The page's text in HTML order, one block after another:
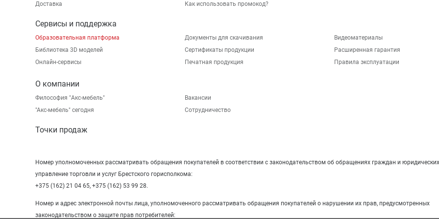
Доставка Как использовать промокод?
Сервисы и поддержка
Образовательная платформа
Библиотека 3D моделей
Онлайн-сервисы
Документы для скачивания
Сертификаты продукции
Печатная продукция
Видеоматериалы
Расширенная гарантия
Правила эксплуатации
О компании
Философия "Акс-мебель"
"Aкс-мебель" сегодня
Вакансии
Сотрудничество
Точки продаж
Номер уполномоченных рассматривать обращения покупателей в соответствии с законодательством об обращениях граждан и
управление торговли и услуг Брестского горисполкома:
+375 (162) 21 04 65, +375 (162) 53 99 28.
Номер и адрес электронной почты лица, уполномоченного рассматривать обращения покупателей о нарушении их прав, предусмотренных
законодательством о защите прав потребителей: